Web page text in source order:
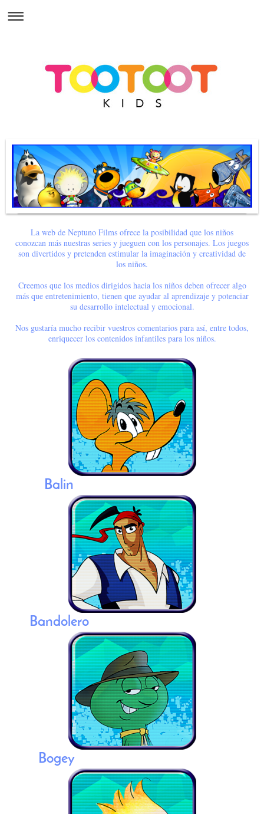
La web de Neptuno Films ofrece la posibilidad que los niños
conozcan más nuestras series y jueguen con los personajes. Los juegos
son divertidos y pretenden estimular la imaginación y creatividad de
los niños.
Creemos que los medios dirigidos hacia los niños deben ofrecer algo
más que entretenimiento, tienen que ayudar al aprendizaje y potenciar
su desarrollo intelectual y emocional.
Nos gustaría mucho recibir vuestros comentarios para así, entre todos,
enriquecer los contenidos infantiles para los niños.
Balin
Bandolero
Bogey